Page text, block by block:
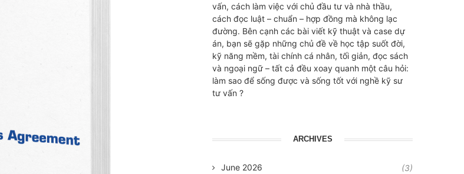
vấn, cách làm việc với chủ đầu tư và nhà thầu,
cách đọc luật – chuẩn – hợp đồng mà không lạc
đường. Bên cạnh các bài viết kỹ thuật và case dự
án, bạn sẽ gặp những chủ đề về học tập suốt đời,
kỹ năng mềm, tài chính cá nhân, tối giản, đọc sách
và ngoại ngữ – tất cả đều xoay quanh một câu hỏi:
làm sao để sống được và sống tốt với nghề kỹ sư
tư vấn ?
ARCHIVES
June 2026 (3)